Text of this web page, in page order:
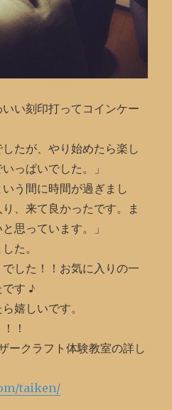
い刻印打ってコインケー
したが、やり始めたら楽し
っぱいでした。」
いう間に時間が過ぎまし
、来て良かったです。ま
思っています。」
た。
した！！お気に入りの一
す ♪
嬉しいです。
！
ークラフト体験教室の詳し
taiken/